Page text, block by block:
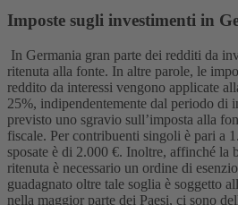
Imposte sugli investimenti in
In Germania gran parte dei redditi da
ritenuta alla fonte. In altre parole, le
reddito da interessi vengono applicate
25%, indipendentemente dal periodo di
previsto uno sgravio sull’imposta alla
fiscale. Per contribuenti singoli è pari a
sposate è di 2.000 €. Inoltre, affinché la
ritenuta è necessario un ordine di
guadagnato oltre tale soglia è soggetto
nella maggior parte dei Paesi, ci sono